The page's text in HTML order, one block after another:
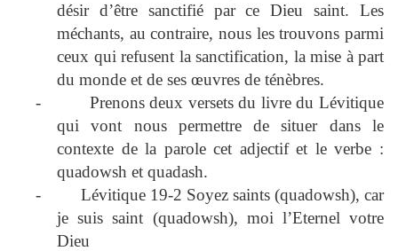
désir d’être sanctifié par ce Dieu saint. Les
méchants, au contraire, nous les trouvons parmi
ceux qui refusent la sanctification, la mise à part
du monde et de ses œuvres de ténèbres.
-
Prenons deux versets du livre du Lévitique
qui vont nous permettre de situer dans le
contexte de la parole cet adjectif et le verbe :
quadowsh et quadash.
-
Lévitique 19-2 Soyez saints (quadowsh), car
je suis saint (quadowsh), moi l’Eternel votre
Dieu